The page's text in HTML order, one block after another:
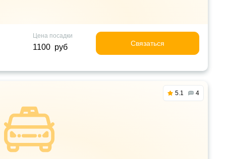
Цена посадки
1100 руб Связаться
5.1 4